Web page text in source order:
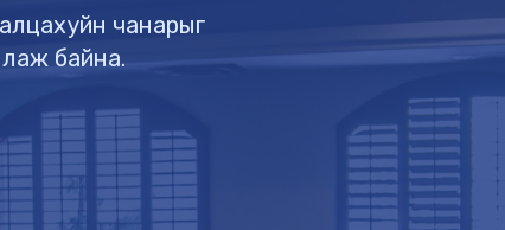
чанарыг
байна.